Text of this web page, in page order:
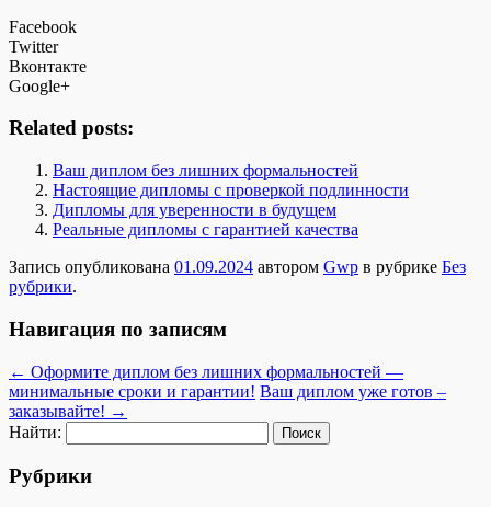
Facebook
Twitter
Вконтакте
Google+
Related posts:
Ваш диплом без лишних формальностей
Настоящие дипломы с проверкой подлинности
Дипломы для уверенности в будущем
Реальные дипломы с гарантией качества
Запись опубликована 01.09.2024 автором Gwp в рубрике Без
рубрики.
Навигация по записям
← Оформите диплом без лишних формальностей —
минимальные сроки и гарантии! Ваш диплом уже готов –
заказывайте! →
Найти:
Рубрики